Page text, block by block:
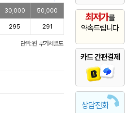
최저가를
약속드립니다
카드 간편결제
상담전화
30,000 50,000
295 291
단위: 원 부가세별도